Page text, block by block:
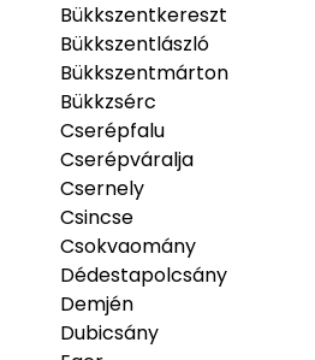
Bükkszentkereszt
Bükkszentlászló
Bükkszentmárton
Bükkzsérc
Cserépfalu
Cserépváralja
Csernely
Csincse
Csokvaomány
Dédestapolcsány
Demjén
Dubicsány